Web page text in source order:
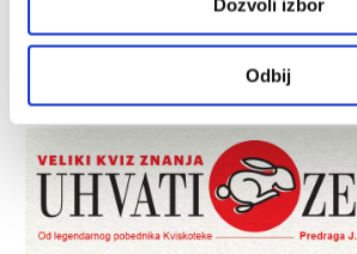
Dozvoli izbor
Odbij